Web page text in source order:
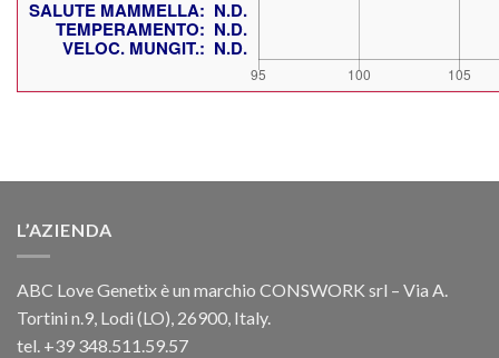
L’AZIENDA
ABC Love Genetix è un marchio CONSWORK srl – Via A.
Tortini n.9, Lodi (LO), 26900, Italy.
tel. +39 348.511.59.57